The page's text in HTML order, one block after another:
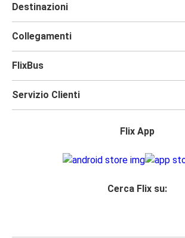
Destinazioni
Collegamenti
FlixBus
Servizio Clienti
Flix App
Cerca Flix su: